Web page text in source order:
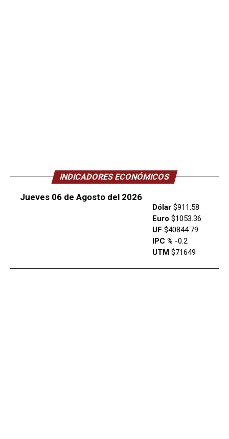
INDICADORES ECONÓMICOS
Jueves 06 de Agosto del 2026
Dólar$911.58
Euro $1053.36
UF $40844.79
IPC % -0.2
UTM $71649